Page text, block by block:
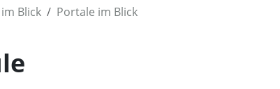
Blick Portale im Blick